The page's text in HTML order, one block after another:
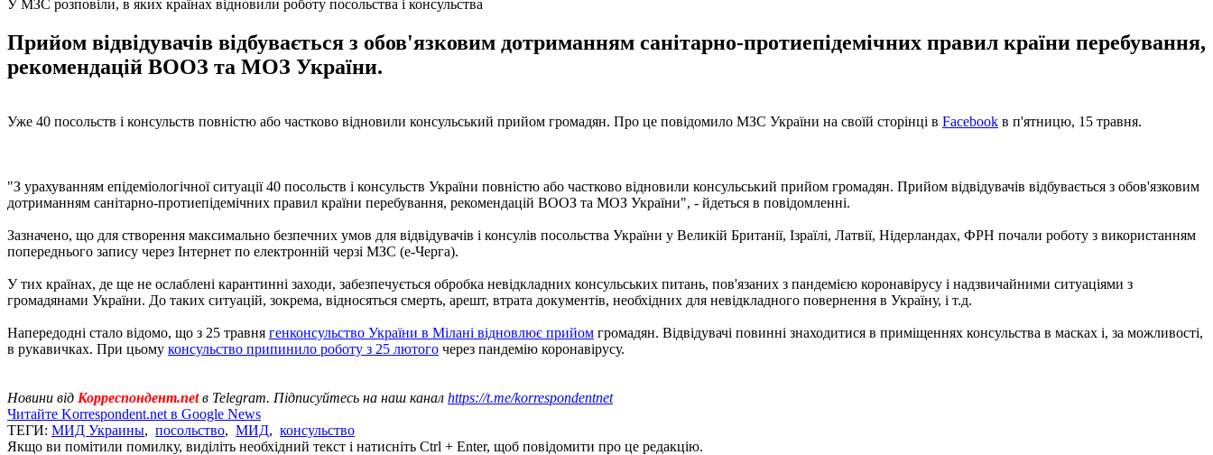
У МЗС розповіли, в яких країнах відновили роботу посольства і консульства
Прийом відвідувачів відбувається з обов'язковим дотриманням санітарно-протиепідемічних правил країни перебування,
рекомендацій ВООЗ та МОЗ України.
Уже 40 посольств і консульств повністю або частково відновили консульський прийом громадян. Про це повідомило МЗС України на своїй сторінці в Facebook в п'ятницю, 15 травня.
"З урахуванням епідеміологічної ситуації 40 посольств і консульств України повністю або частково відновили консульський прийом громадян. Прийом відвідувачів відбувається з обов'язковим
дотриманням санітарно-протиепідемічних правил країни перебування, рекомендацій ВООЗ та МОЗ України", - йдеться в повідомленні.
Зазначено, що для створення максимально безпечних умов для відвідувачів і консулів посольства України у Великій Британії, Ізраїлі, Латвії, Нідерландах, ФРН почали роботу з використанням
попереднього запису через Інтернет по електронній черзі МЗС (е-Черга).
У тих країнах, де ще не ослаблені карантинні заходи, забезпечується обробка невідкладних консульських питань, пов'язаних з пандемією коронавірусу і надзвичайними ситуаціями з
громадянами України. До таких ситуацій, зокрема, відносяться смерть, арешт, втрата документів, необхідних для невідкладного повернення в Україну, і т.д.
Напередодні стало відомо, що з 25 травня генконсульство України в Мілані відновлює прийом громадян. Відвідувачі повинні знаходитися в приміщеннях консульства в масках і, за можливості,
в рукавичках. При цьому консульство припинило роботу з 25 лютого через пандемію коронавірусу.
Новини від Корреспондент.netв Telegram. Підписуйтесь на наш канал https://t.me/korrespondentnet
Читайте Korrespondent.net в Google News
ТЕГИ: МИД Украины, посольство, МИД, консульство
Якщо ви помітили помилку, виділіть необхідний текст і натисніть Ctrl + Enter, щоб повідомити про це редакцію.